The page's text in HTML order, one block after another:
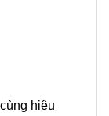
hiệu